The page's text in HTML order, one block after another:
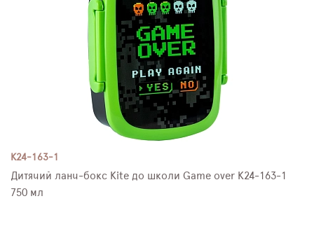
K24-163-1
Дитячий ланч-бокс Kite до школи Game over K24-163-1
750 мл